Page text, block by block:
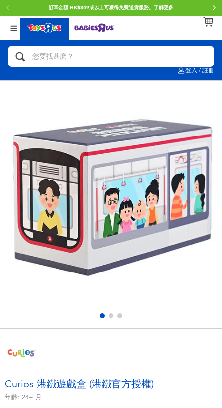
門店自取服務 網上購買並在店內取貨。了解更多
登入 / 註冊
返回
分類目錄
人氣英雄,角色扮演,射擊玩具
玩具車,貨車,火車及遙控系列
手工藝,文具,蠟筆,泥膠,畫板
娃娃, 芭比,收藏公仔
電子玩具
遊戲及拼圖系列
毛毛公仔玩具
返回
品牌
Brunch Brother 早午餐兄弟
Mini Brands
Play-Doh培樂多
Pokemon寶可夢
playpop
LEGO樂高
返回
年齢
0~2歳
8~11歳
12~14歳
14歳以上
Curios 港鐵遊戲盒 (港鐵官方授權)
年齡: 24+ 月